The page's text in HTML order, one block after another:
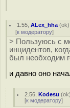
1.55 ,ALex_hha (ok
[к модератору]
> Пользуюсь с
инцидентов,
был необходим
и давно оно
2.56 ,Kodesu (ok
[к модератору]